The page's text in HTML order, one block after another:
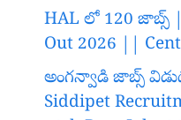
HAL లో 120 జాబ్స్
Out 2026 ||
అంగన్వాడి జాబ్స్
Siddipet